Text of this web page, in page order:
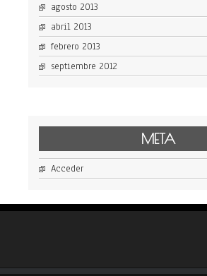
agosto 2013
abril 2013
febrero 2013
septiembre 2012
META
Acceder